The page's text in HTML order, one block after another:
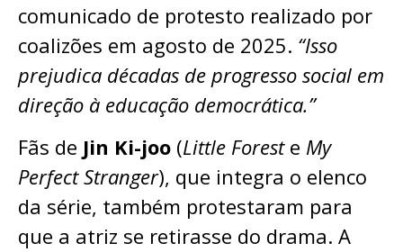
comunicado de protesto realizado por
coalizões em agosto de 2025. “Isso
prejudica décadas de progresso social em
direção à educação democrática.”
Fãs de Jin Ki-joo (Little Foreste My
Perfect Stranger), que integra o elenco
da série, também protestaram para
que a atriz se retirasse do drama. A